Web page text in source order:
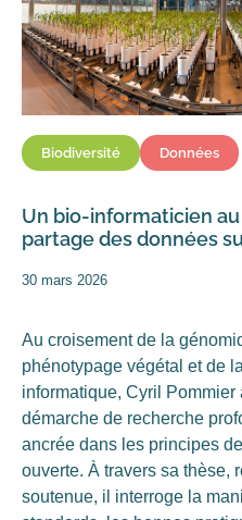
Biodiversité Données
Un bio-informaticien
partage des données
30 mars 2026
Au croisement de la
phénotypage végétal et de
informatique, Cyril Pommier
démarche de recherche
ancrée dans les principes
ouverte. À travers sa thèse,
soutenue, il interroge la